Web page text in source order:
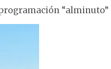
“alminuto”